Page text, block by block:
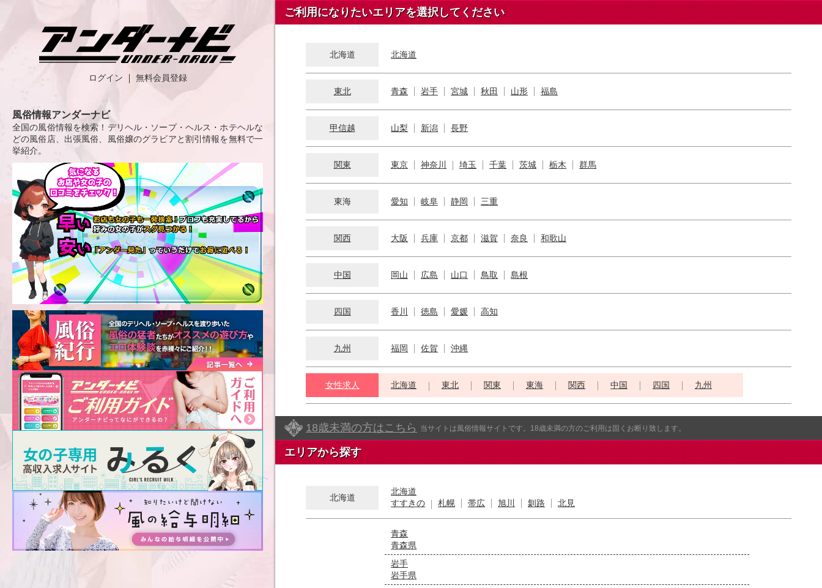
ログイン 無料会員登録
風俗情報アンダーナビ
全国の風俗情報を検索！デリヘル・ソープ・ヘルス・ホテヘルな
どの風俗店、出張風俗、風俗嬢のグラビアと割引情報を無料で一
挙紹介。
ご利用になりたいエリアを選択してください
北海道 北海道
東北 青森 岩手 宮城 秋田 山形 福島
甲信越 山梨 新潟 長野
関東 東京 神奈川 埼玉 千葉 茨城 栃木 群馬
東海 愛知 岐阜 静岡 三重
関西 大阪 兵庫 京都 滋賀 奈良 和歌山
中国 岡山 広島 山口 鳥取 島根
四国 香川 徳島 愛媛 高知
九州 福岡 佐賀 沖縄
女性求人 北海道 東北 関東 東海 関西 中国 四国 九州
18歳未満の方はこちら 当サイトは風俗情報サイトです。18歳未満の方のご利用は固くお断り致します。
エリアから探す
北海道
北海道
すすきの
札幌 帯広 旭川 釧路 北見
青森
青森県
岩手
岩手県